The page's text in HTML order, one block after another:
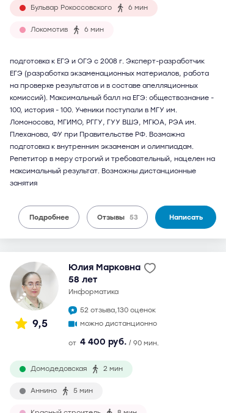
Бульвар Рокоссовского 6 мин
Локомотив 6 мин
подготовка к ЕГЭ и ОГЭ с 2008 г. Эксперт-разработчик
ЕГЭ (разработка экзаменационных материалов, работа
на проверке результатов и в составе апелляционных
комиссий). Максимальный балл на ЕГЭ: обществознание -
100, история - 100. Ученики поступали в МГУ им.
Ломоносова, МГИМО, РГГУ, ГУУ ВШЭ, МГЮА, РЭА им.
Плеханова, ФУ при Правительстве РФ. Возможна
подготовка к внутренним экзаменам и олимпиадам.
Репетитор в меру строгий и требовательный, нацелен на
максимальный результат. Возможны дистанционные
занятия
Подробнее Отзывы 53 Написать
9,5
Юлия Марковна
58 лет
информатика
52 отзыва,130 оценок
можно дистанционно
от 4 400 руб. / 90 мин.
Домодедовская 2 мин
Аннино 5 мин